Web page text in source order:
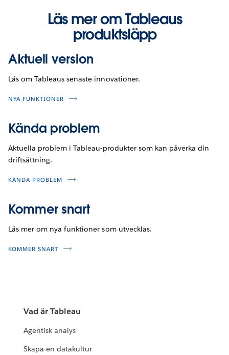
Läs mer om Tableaus
produktsläpp
Aktuell version
Läs om Tableaus senaste innovationer.
NYA FUNKTIONER
Kända problem
Aktuella problem i Tableau-produkter som kan påverka din
driftsättning.
KÄNDA PROBLEM
Kommer snart
Läs mer om nya funktioner som utvecklas.
KOMMER SNART
Vad är Tableau
Agentisk analys
Skapa en datakultur